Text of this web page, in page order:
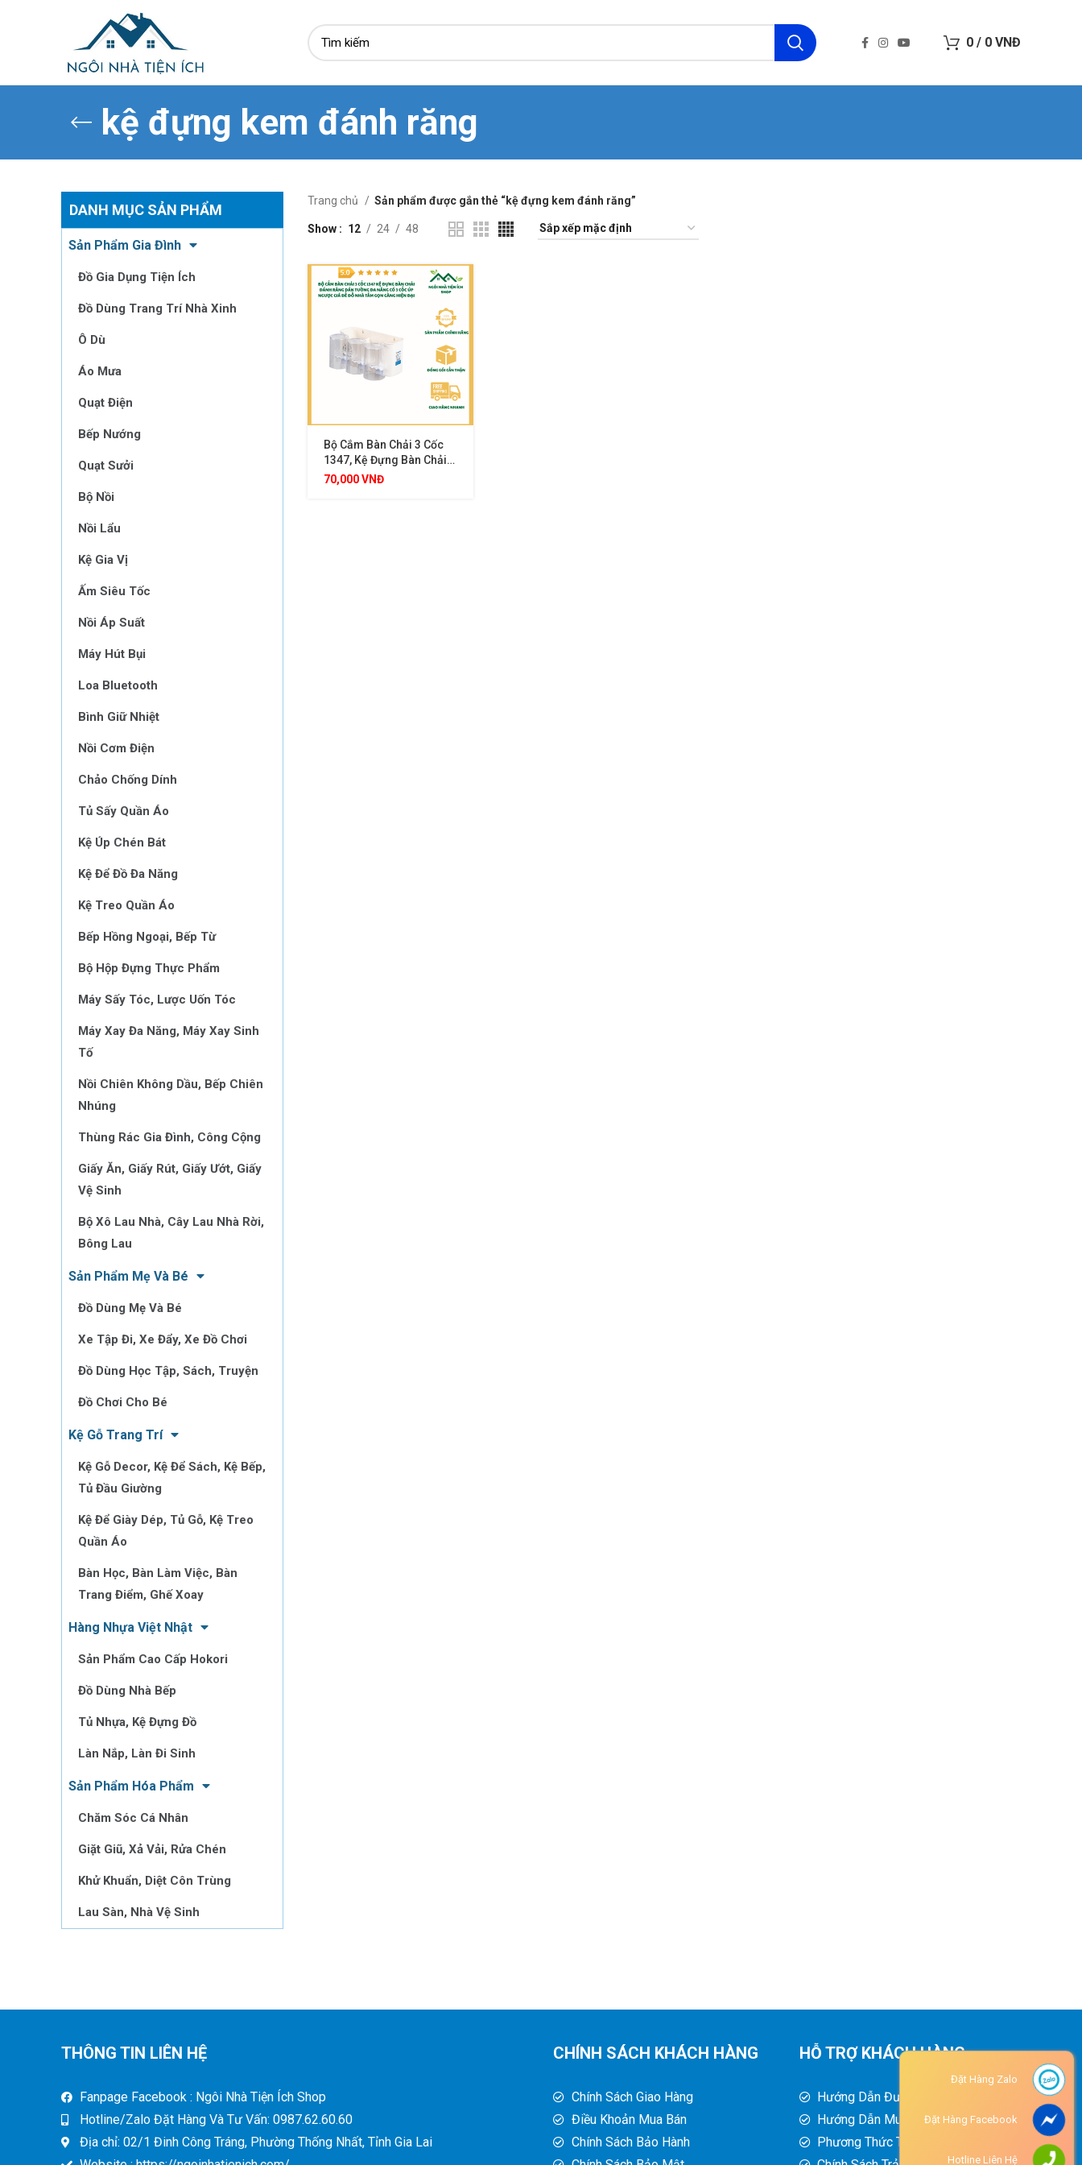
0 / 0 VNĐ
kệ đựng kem đánh răng
DANH MỤC SẢN PHẨM
Sản Phẩm Gia Đình
Đồ Gia Dụng Tiện Ích
Đồ Dùng Trang Trí Nhà Xinh
Ô Dù
Áo Mưa
Quạt Điện
Bếp Nướng
Quạt Sưởi
Bộ Nồi
Nồi Lẩu
Kệ Gia Vị
Ấm Siêu Tốc
Nồi Áp Suất
Máy Hút Bụi
Loa Bluetooth
Bình Giữ Nhiệt
Nồi Cơm Điện
Chảo Chống Dính
Tủ Sấy Quần Áo
Kệ Úp Chén Bát
Kệ Để Đồ Đa Năng
Kệ Treo Quần Áo
Bếp Hồng Ngoại, Bếp Từ
Bộ Hộp Đựng Thực Phẩm
Máy Sấy Tóc, Lược Uốn Tóc
Máy Xay Đa Năng, Máy Xay Sinh
Tố
Nồi Chiên Không Dầu, Bếp Chiên
Nhúng
Thùng Rác Gia Đình, Công Cộng
Giấy Ăn, Giấy Rút, Giấy Ướt, Giấy
Vệ Sinh
Bộ Xô Lau Nhà, Cây Lau Nhà Rời,
Bông Lau
Sản Phẩm Mẹ Và Bé
Đồ Dùng Mẹ Và Bé
Xe Tập Đi, Xe Đẩy, Xe Đồ Chơi
Đồ Dùng Học Tập, Sách, Truyện
Đồ Chơi Cho Bé
Kệ Gỗ Trang Trí
Kệ Gỗ Decor, Kệ Để Sách, Kệ Bếp,
Tủ Đầu Giường
Kệ Để Giày Dép, Tủ Gỗ, Kệ Treo
Quần Áo
Bàn Học, Bàn Làm Việc, Bàn
Trang Điểm, Ghế Xoay
Hàng Nhựa Việt Nhật
Sản Phẩm Cao Cấp Hokori
Đồ Dùng Nhà Bếp
Tủ Nhựa, Kệ Đựng Đồ
Làn Nắp, Làn Đi Sinh
Sản Phẩm Hóa Phẩm
Chăm Sóc Cá Nhân
Giặt Giũ, Xả Vải, Rửa Chén
Khử Khuẩn, Diệt Côn Trùng
Lau Sàn, Nhà Vệ Sinh
Trang chủ Sản phẩm được gắn thẻ “kệ đựng kem đánh răng”
Show 12 24 48
Bộ Cắm Bàn Chải 3 Cốc
1347, Kệ Đựng Bàn Chải
Đánh Răng Dán Tường Đa
70,000VNĐ
THÔNG TIN LIÊN HỆ
Fanpage Facebook : Ngôi Nhà Tiện Ích Shop
Hotline/Zalo Đặt Hàng Và Tư Vấn: 0987.62.60.60
Địa chỉ: 02/1 Đinh Công Tráng, Phường Thống Nhất, Tỉnh Gia Lai
CHÍNH SÁCH KHÁCH HÀNG
Chính Sách Giao Hàng
Điều Khoản Mua Bán
Chính Sách Bảo Hành
HỖ TRỢ KHÁCH HÀNG
Hướng Dẫn Đường Đi
Hướng Dẫn Mua Hàng
Phương Thức Thanh Toán
Đặt Hàng Zalo
Đặt Hàng Facebook
Hotline Liên Hệ